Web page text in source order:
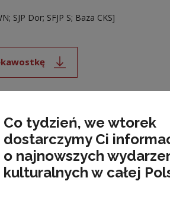
SJP Dor; SFJP S; Baza CKS]
Uwaga, link zostanie otwarty w
Co tydzień, we wtorek
dostarczymy Ci
o najnowszych
kulturalnych w całej